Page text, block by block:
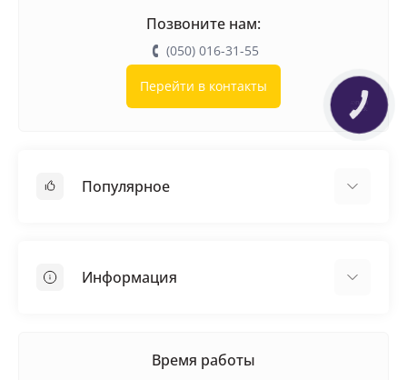
Позвоните нам:
(050) 016-31-55
Перейти в контакты
Популярное
Самовыравнивающая смесь
Информация
Время работы
КНОПКА
ЗВ'ЯЗКУ